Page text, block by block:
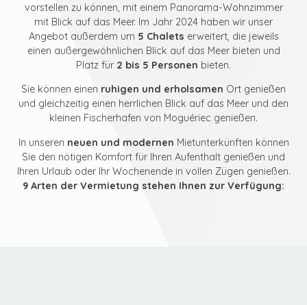
vorstellen zu können, mit einem Panorama-Wohnzimmer
mit Blick auf das Meer. Im Jahr 2024 haben wir unser
Angebot außerdem um 5 Chalets erweitert, die jeweils
einen außergewöhnlichen Blick auf das Meer bieten und
Platz für 2 bis 5 Personen bieten.
Sie können einen ruhigen und erholsamen Ort genießen
und gleichzeitig einen herrlichen Blick auf das Meer und den
kleinen Fischerhafen von Moguériec genießen.
In unseren neuen und modernen Mietunterkünften können
Sie den nötigen Komfort für Ihren Aufenthalt genießen und
Ihren Urlaub oder Ihr Wochenende in vollen Zügen genießen.
9 Arten der Vermietung stehen Ihnen zur Verfügung: